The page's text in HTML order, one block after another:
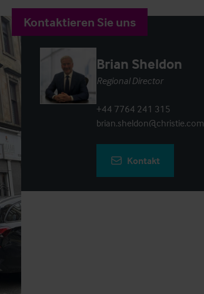
Kontaktieren Sie uns
Brian Sheldon
Regional Director
+44 7764 241 315
brian.sheldon@christie.com
Kontakt